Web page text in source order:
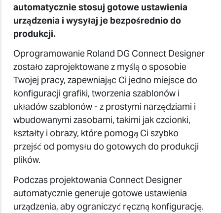
automatycznie stosuj gotowe ustawienia
urządzenia i wysyłaj je bezpośrednio do
produkcji.
Oprogramowanie Roland DG Connect Designer
zostało zaprojektowane z myślą o sposobie
Twojej pracy, zapewniając Ci jedno miejsce do
konfiguracji grafiki, tworzenia szablonów i
układów szablonów - z prostymi narzędziami i
wbudowanymi zasobami, takimi jak czcionki,
kształty i obrazy, które pomogą Ci szybko
przejść od pomysłu do gotowych do produkcji
plików.
Podczas projektowania Connect Designer
automatycznie generuje gotowe ustawienia
urządzenia, aby ograniczyć ręczną konfigurację.